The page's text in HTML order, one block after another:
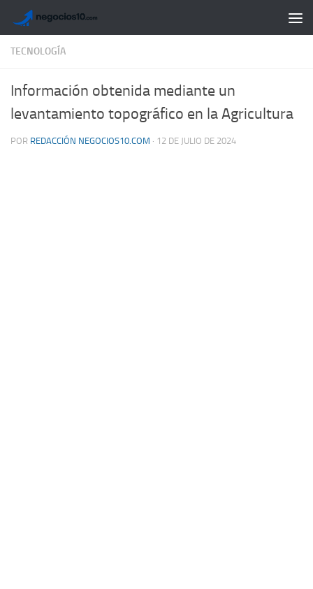
Saltar al contenido
TECNOLOGÍA
Información obtenida mediante un
levantamiento topográfico en la Agricultura
POR REDACCIÓN NEGOCIOS10.COM · 12 DE JULIO DE 2024